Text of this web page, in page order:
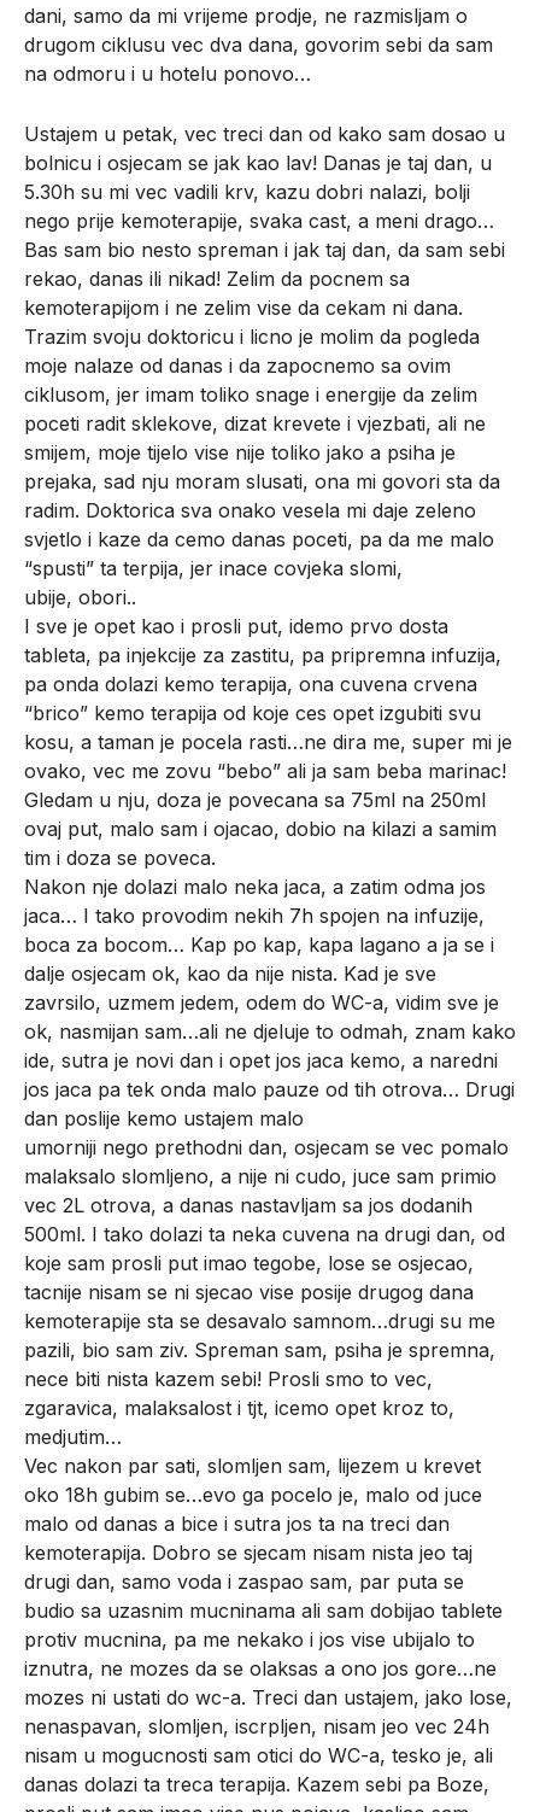
dani, samo da mi vrijeme prodje, ne razmisljam o
drugom ciklusu vec dva dana, govorim sebi da sam
na odmoru i u hotelu ponovo…
Ustajem u petak, vec treci dan od kako sam dosao u
bolnicu i osjecam se jak kao lav! Danas je taj dan, u
5.30h su mi vec vadili krv, kazu dobri nalazi, bolji
nego prije kemoterapije, svaka cast, a meni drago…
Bas sam bio nesto spreman i jak taj dan, da sam sebi
rekao, danas ili nikad! Zelim da pocnem sa
kemoterapijom i ne zelim vise da cekam ni dana.
Trazim svoju doktoricu i licno je molim da pogleda
moje nalaze od danas i da zapocnemo sa ovim
ciklusom, jer imam toliko snage i energije da zelim
poceti radit sklekove, dizat krevete i vjezbati, ali ne
smijem, moje tijelo vise nije toliko jako a psiha je
prejaka, sad nju moram slusati, ona mi govori sta da
radim. Doktorica sva onako vesela mi daje zeleno
svjetlo i kaze da cemo danas poceti, pa da me malo
“spusti” ta terpija, jer inace covjeka slomi,
ubije, obori..
I sve je opet kao i prosli put, idemo prvo dosta
tableta, pa injekcije za zastitu, pa pripremna infuzija,
pa onda dolazi kemo terapija, ona cuvena crvena
“brico” kemo terapija od koje ces opet izgubiti svu
kosu, a taman je pocela rasti…ne dira me, super mi je
ovako, vec me zovu “bebo” ali ja sam beba marinac!
Gledam u nju, doza je povecana sa 75ml na 250ml
ovaj put, malo sam i ojacao, dobio na kilazi a samim
tim i doza se poveca.
Nakon nje dolazi malo neka jaca, a zatim odma jos
jaca… I tako provodim nekih 7h spojen na infuzije,
boca za bocom… Kap po kap, kapa lagano a ja se i
dalje osjecam ok, kao da nije nista. Kad je sve
zavrsilo, uzmem jedem, odem do WC-a, vidim sve je
ok, nasmijan sam…ali ne djeluje to odmah, znam kako
ide, sutra je novi dan i opet jos jaca kemo, a naredni
jos jaca pa tek onda malo pauze od tih otrova… Drugi
dan poslije kemo ustajem malo
umorniji nego prethodni dan, osjecam se vec pomalo
malaksalo slomljeno, a nije ni cudo, juce sam primio
vec 2L otrova, a danas nastavljam sa jos dodanih
500ml. I tako dolazi ta neka cuvena na drugi dan, od
koje sam prosli put imao tegobe, lose se osjecao,
tacnije nisam se ni sjecao vise posije drugog dana
kemoterapije sta se desavalo samnom…drugi su me
pazili, bio sam ziv. Spreman sam, psiha je spremna,
nece biti nista kazem sebi! Prosli smo to vec,
zgaravica, malaksalost i tjt, icemo opet kroz to,
medjutim…
Vec nakon par sati, slomljen sam, lijezem u krevet
oko 18h gubim se…evo ga pocelo je, malo od juce
malo od danas a bice i sutra jos ta na treci dan
kemoterapija. Dobro se sjecam nisam nista jeo taj
drugi dan, samo voda i zaspao sam, par puta se
budio sa uzasnim mucninama ali sam dobijao tablete
protiv mucnina, pa me nekako i jos vise ubijalo to
iznutra, ne mozes da se olaksas a ono jos gore…ne
mozes ni ustati do wc-a. Treci dan ustajem, jako lose,
nenaspavan, slomljen, iscrpljen, nisam jeo vec 24h
nisam u mogucnosti sam otici do WC-a, tesko je, ali
danas dolazi ta treca terapija. Kazem sebi pa Boze,